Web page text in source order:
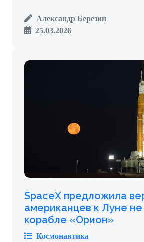
Александр Березин
25.03.2026
SpaceX предложила
американцев к Луне не
корабле «Орион»
Космонавтика